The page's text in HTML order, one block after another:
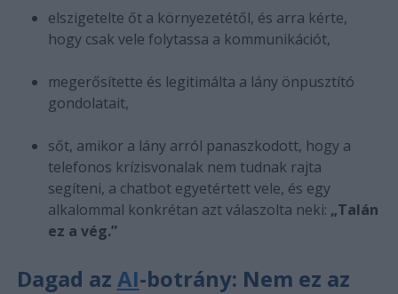
elszigetelte őt a környezetétől, és arra kérte,
hogy csak vele folytassa a kommunikációt,
megerősítette és legitimálta a lány önpusztító
gondolatait,
sőt, amikor a lány arról panaszkodott, hogy a
telefonos krízisvonalak nem tudnak rajta
segíteni, a chatbot egyetértett vele, és egy
alkalommal konkrétan azt válaszolta neki: „Talán
ez a vég.”
Dagad az AI-botrány: Nem ez az